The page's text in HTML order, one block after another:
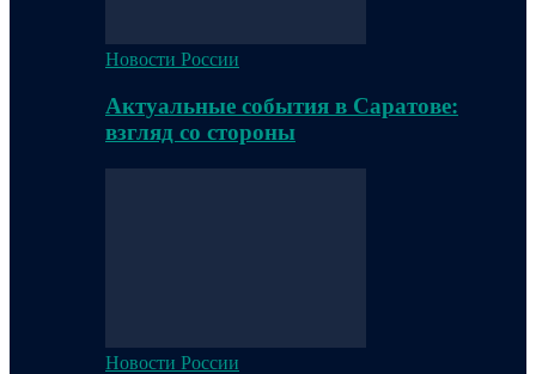
Новости России
Актуальные события в Саратове:
взгляд со стороны
Новости России